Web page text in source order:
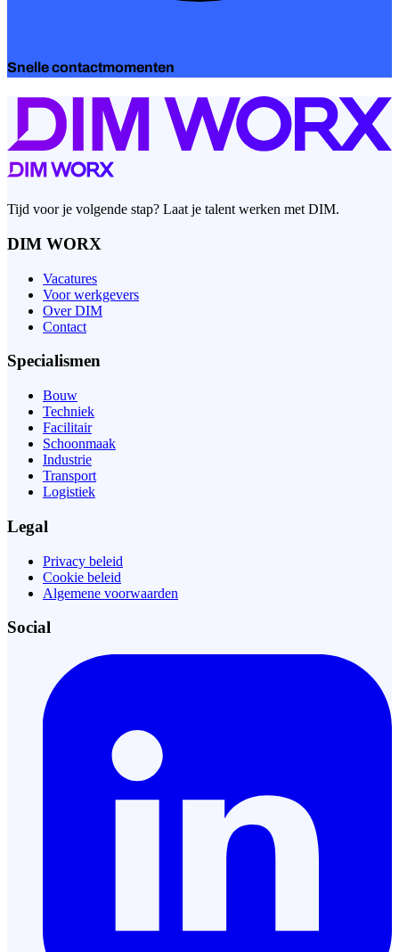
Snelle contactmomenten
Tijd voor je volgende stap? Laat je talent werken met DIM.
DIM WORX
Vacatures
Voor werkgevers
Over DIM
Contact
Specialismen
Bouw
Techniek
Facilitair
Schoonmaak
Industrie
Transport
Logistiek
Legal
Privacy beleid
Cookie beleid
Algemene voorwaarden
Social